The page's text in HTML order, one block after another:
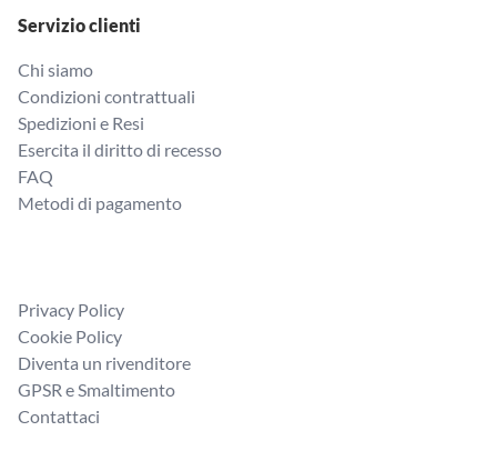
Servizio clienti
Chi siamo
Condizioni contrattuali
Spedizioni e Resi
Esercita il diritto di recesso
FAQ
Metodi di pagamento
Privacy Policy
Cookie Policy
Diventa un rivenditore
GPSR e Smaltimento
Contattaci